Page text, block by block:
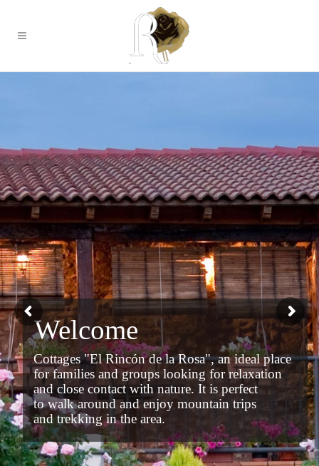
Cottages "El Rincón de la Rosa", an ideal place
for families and groups looking for relaxation
and close contact with nature. It is perfect
to walk around and enjoy mountain trips
and trekking in the area.
Welcome